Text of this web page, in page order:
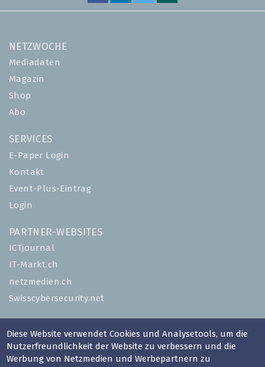
NETZWOCHE
Mediadaten
Magazin
Shop
Abo
SERVICES
E-Paper Login
Kontakt
Event-Plus-Eintrag
Login
PARTNER-WEBSITES
ICTjournal
IT-Markt.ch
netzmedien.ch
Swisscybersecurity.net
Impressum
AGB
Diese Website verwendet Cookies und Analysetools, um die
Nutzerfreundlichkeit der Website zu verbessern und die
Werbung von Netzmedien und Werbepartnern zu